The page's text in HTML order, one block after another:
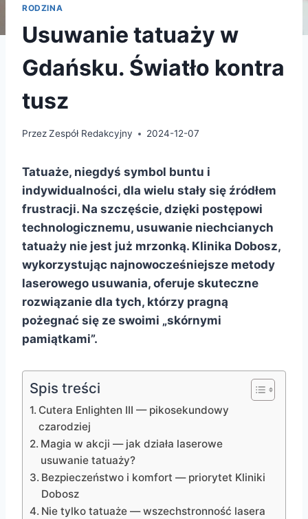
RODZINA
Usuwanie tatuaży w
Gdańsku. Światło kontra
tusz
PrzezZespół Redakcyjny 2024-12-07
Tatuaże, niegdyś symbol buntu i
indywidualności, dla wielu stały się źródłem
frustracji. Na szczęście, dzięki postępowi
technologicznemu, usuwanie niechcianych
tatuaży nie jest już mrzonką. Klinika Dobosz,
wykorzystując najnowocześniejsze metody
laserowego usuwania, oferuje skuteczne
rozwiązanie dla tych, którzy pragną
pożegnać się ze swoimi „skórnymi
pamiątkami”.
Spis treści
Cutera Enlighten III — pikosekundowy
czarodziej
Magia w akcji — jak działa laserowe
usuwanie tatuaży?
Bezpieczeństwo i komfort — priorytet Kliniki
Dobosz
Nie tylko tatuaże — wszechstronność lasera